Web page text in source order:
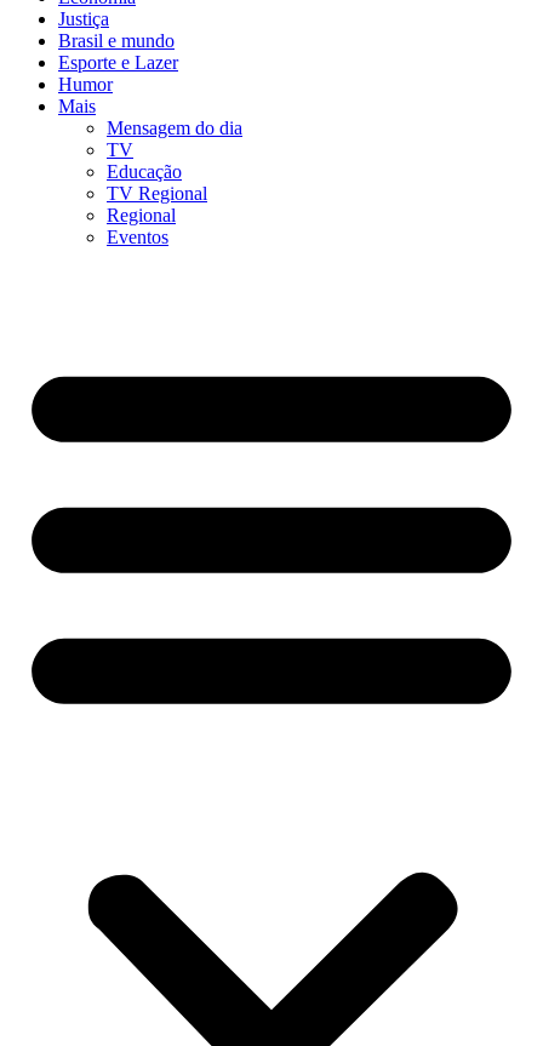
Justiça
Brasil e mundo
Esporte e Lazer
Humor
Mais
Mensagem do dia
TV
Educação
TV Regional
Regional
Eventos